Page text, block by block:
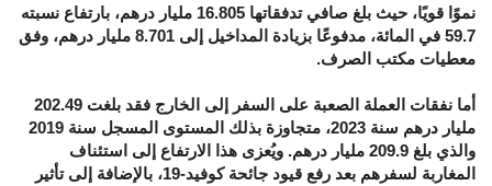
نموًا قويًا، حيث بلغ صافي تدفقاتها 16.805 مليار درهم، بارتفاع نسبته
59.7 في المائة، مدفوعًا بزيادة المداخيل إلى 8.701 مليار درهم، وفق
معطيات مكتب الصرف.
أما نفقات العملة الصعبة على السفر إلى الخارج فقد بلغت 202.49
مليار درهم سنة 2023، متجاوزة بذلك المستوى المسجل سنة 2019
والذي بلغ 209.9 مليار درهم. ويُعزى هذا الارتفاع إلى استئناف
المغاربة لسفرهم بعد رفع قيود جائحة كوفيد-19، بالإضافة إلى تأثير